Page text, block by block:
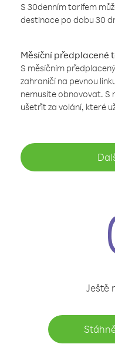
S 30denním tarifem
destinace po dobu 30
Měsíční předplacené
S měsíčním
zahraničí na pevnou
nemusíte obnovovat. S
ušetřit za volání, které
Ještě